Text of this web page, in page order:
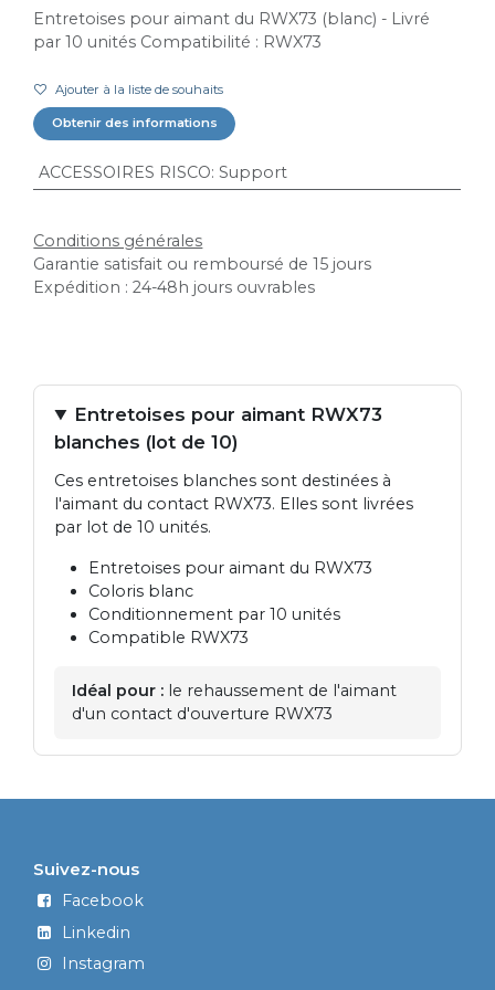
Entretoises pour aimant du RWX73 (blanc) - Livré
par 10 unités Compatibilité : RWX73
Ajouter à la liste de souhaits
Obtenir des informations
ACCESSOIRES RISCO: Support
Conditions générales
Garantie satisfait ou remboursé de 15 jours
Expédition : 24-48h jours ouvrables
Entretoises pour aimant RWX73
blanches (lot de 10)
Ces entretoises blanches sont destinées à
l'aimant du contact RWX73. Elles sont livrées
par lot de 10 unités.
Entretoises pour aimant du RWX73
Coloris blanc
Conditionnement par 10 unités
Compatible RWX73
Idéal pour : le rehaussement de l'aimant
d'un contact d'ouverture RWX73
Suivez-nous
Facebook
Linkedin
Instagram